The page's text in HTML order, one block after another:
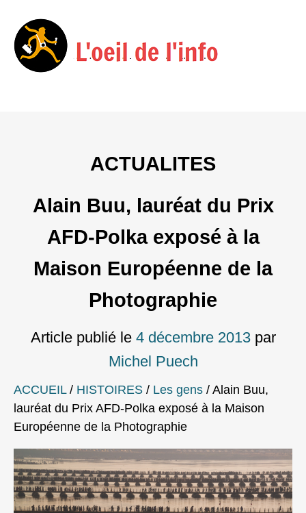
ACTUALITES
Alain Buu, lauréat du Prix
AFD-Polka exposé à la
Maison Européenne de la
Photographie
Article publié le 4 décembre 2013 par
Michel Puech
ACCUEIL/ HISTOIRES / Les gens / Alain Buu,
lauréat du Prix AFD-Polka exposé à la Maison
Européenne de la Photographie